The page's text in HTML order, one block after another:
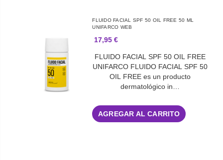
FLUIDO FACIAL SPF 50 OIL FREE 50 ML
UNIFARCO WEB
17,95 €
FLUIDO FACIAL SPF 50 OIL FREE
UNIFARCO FLUIDO FACIAL SPF 50
OIL FREE es un producto
dermatológico in…
AGREGAR AL CARRITO